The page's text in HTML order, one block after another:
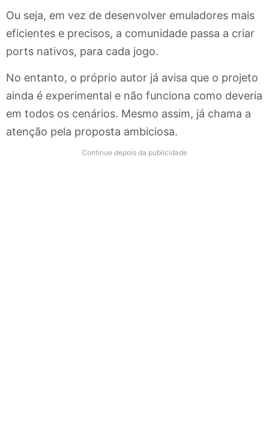
Ou seja, em vez de desenvolver emuladores mais
eficientes e precisos, a comunidade passa a criar
ports nativos, para cada jogo.
No entanto, o próprio autor já avisa que o projeto
ainda é experimental e não funciona como deveria
em todos os cenários. Mesmo assim, já chama a
atenção pela proposta ambiciosa.
Continue depois da publicidade